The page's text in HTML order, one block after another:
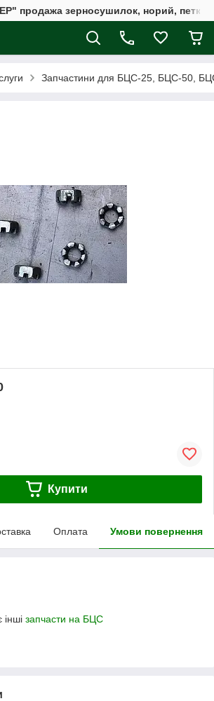
продажа зерносушилок, норий,
Запчастини для БЦС-25, БЦС-50,
Купити
Оплата Умови повернення
інші запчасти на БЦС